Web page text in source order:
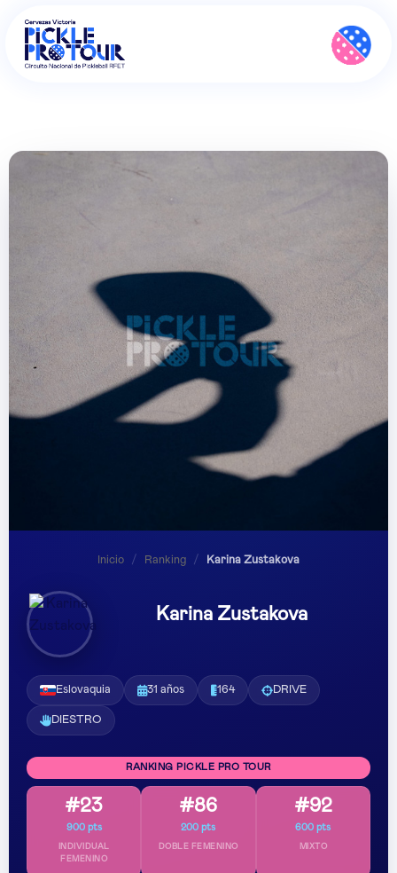
Inicio / Ranking / Karina Zustakova
Karina Zustakova
Eslovaquia 31 años 164 DRIVE
DIESTRO
RANKING PICKLE PRO TOUR
#23
900 pts
INDIVIDUAL
FEMENINO
#86
200 pts
DOBLE FEMENINO
#92
600 pts
MIXTO